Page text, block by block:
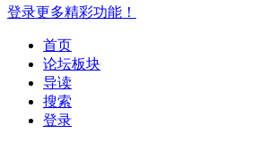
登录更多精彩功能！
首页
论坛板块
导读
搜索
登录